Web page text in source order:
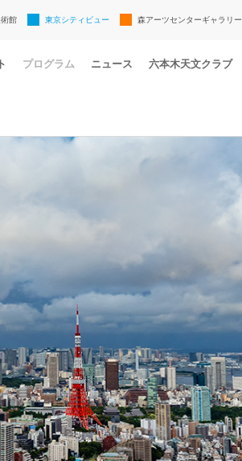
館 東京シティビュー 森アーツセンターギャラリー
プログラム ニュース 六本木天文クラブ